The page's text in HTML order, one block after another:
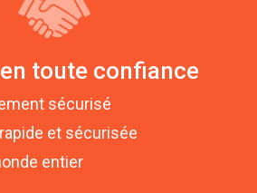
toute confiance
sécurisé
et sécurisée
entier